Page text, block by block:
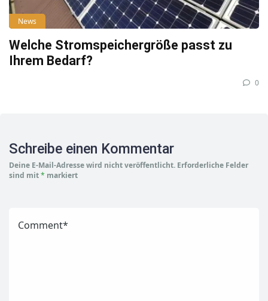
News
Welche Stromspeichergröße passt zu
Ihrem Bedarf?
0
Schreibe einen Kommentar
Deine E-Mail-Adresse wird nicht veröffentlicht. Erforderliche Felder
sind mit* markiert